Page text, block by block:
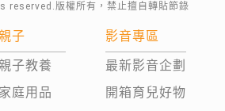
reserved.版權所有，禁止擅自轉貼節錄
子
子教養
家庭用品
影音專區
最新影音企劃
開箱育兒好物